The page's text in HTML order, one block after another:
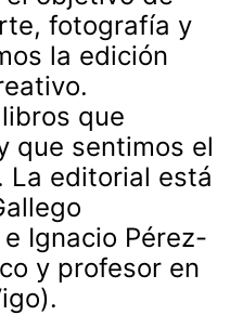
fotografía y
la edición
que
que sentimos el
La editorial está
Ignacio Pérez-
y profesor en